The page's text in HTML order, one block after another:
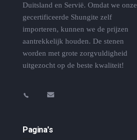
Duitsland en Servië. Omdat we onze
gecertificeerde Shungite zelf
importeren, kunnen we de prijzen
aantrekkelijk houden. De stenen
worden met grote zorgvuldigheid
uitgezocht op de beste kwaliteit!
Pagina's